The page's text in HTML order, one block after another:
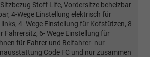
Stoff Life, Vordersitze beheizbar
4-Wege Einstellung elektrisch für
4- Wege Einstellung für Kofstützen, 8-
Fahrersitz, 6- Wege Einstellung für
für Fahrer und Beifahrer- nur
Code FC und nur zusammen